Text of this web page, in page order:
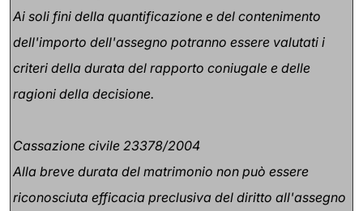
Ai soli fini della quantificazione e del contenimento
dell'importo dell'assegno potranno essere valutati i
criteri della durata del rapporto coniugale e delle
ragioni della decisione.
Cassazione civile 23378/2004
Alla breve durata del matrimonio non può essere
riconosciuta efficacia preclusiva del diritto all'assegno